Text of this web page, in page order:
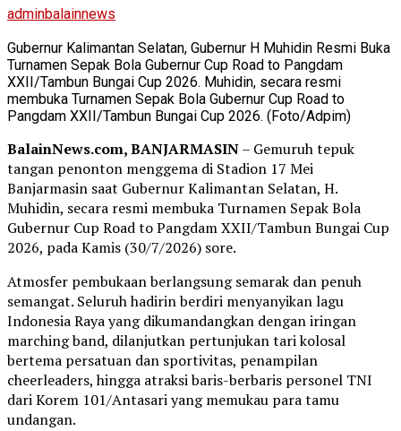
adminbalainnews
Gubernur Kalimantan Selatan, Gubernur H Muhidin Resmi Buka
Turnamen Sepak Bola Gubernur Cup Road to Pangdam
XXII/Tambun Bungai Cup 2026. Muhidin, secara resmi
membuka Turnamen Sepak Bola Gubernur Cup Road to
Pangdam XXII/Tambun Bungai Cup 2026. (Foto/Adpim)
BalainNews.com, BANJARMASIN– Gemuruh tepuk
tangan penonton menggema di Stadion 17 Mei
Banjarmasin saat Gubernur Kalimantan Selatan, H.
Muhidin, secara resmi membuka Turnamen Sepak Bola
Gubernur Cup Road to Pangdam XXII/Tambun Bungai Cup
2026, pada Kamis (30/7/2026) sore.
Atmosfer pembukaan berlangsung semarak dan penuh
semangat. Seluruh hadirin berdiri menyanyikan lagu
Indonesia Raya yang dikumandangkan dengan iringan
marching band, dilanjutkan pertunjukan tari kolosal
bertema persatuan dan sportivitas, penampilan
cheerleaders, hingga atraksi baris-berbaris personel TNI
dari Korem 101/Antasari yang memukau para tamu
undangan.